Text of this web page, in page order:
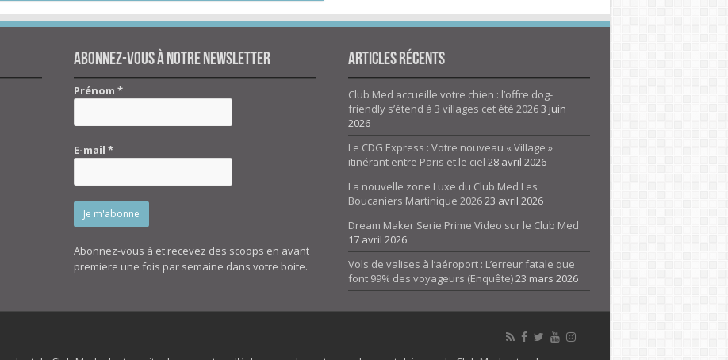
Abonnez-vous à notre newsletter
Prénom*
E-mail*
Abonnez-vous à et recevez des scoops en avant
premiere une fois par semaine dans votre boite.
Articles Récents
Club Med accueille votre chien : l’offre dog-
friendly s’étend à 3 villages cet été 20263 juin
2026
Le CDG Express : Votre nouveau « Village »
itinérant entre Paris et le ciel 28 avril 2026
La nouvelle zone Luxe du Club Med Les
Boucaniers Martinique 202623 avril 2026
Dream Maker Serie Prime Video sur le Club Med
17 avril 2026
Vols de valises à l’aéroport : L’erreur fatale que
font 99% des voyageurs (Enquête)23 mars 2026